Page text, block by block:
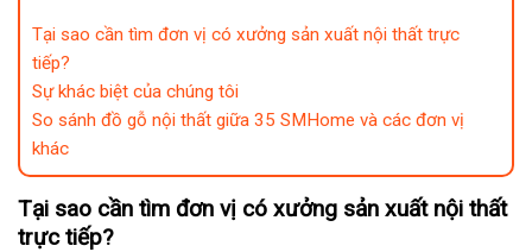
Tại sao cần tìm đơn vị có xưởng sản xuất nội thất trực
tiếp?
Sự khác biệt của chúng tôi
So sánh đồ gỗ nội thất giữa 35 SMHome và các đơn vị
khác
Tại sao cần tìm đơn vị có xưởng sản xuất nội thất
trực tiếp?